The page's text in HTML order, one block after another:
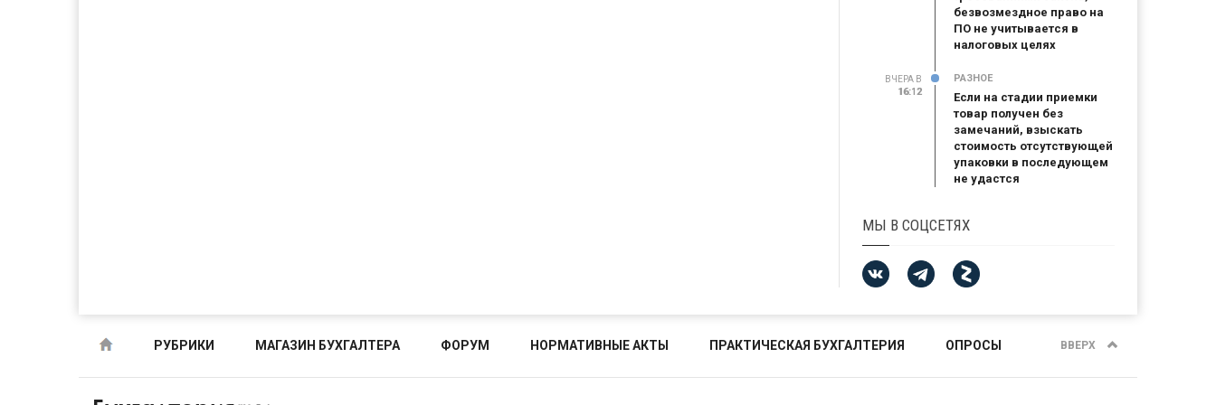
безвозмездное право на
ПО не учитывается в
налоговых целях
ВЧЕРА В
16:12
16:12
РАЗНОЕ
Если на стадии приемки
товар получен без
замечаний, взыскать
стоимость отсутствующей
упаковки в последующем
не удастся
МЫ В СОЦСЕТЯХ
РУБРИКИ МАГАЗИН БУХГАЛТЕРА ФОРУМ НОРМАТИВНЫЕ АКТЫ ПРАКТИЧЕСКАЯ БУХГАЛТЕРИЯ ОПРОСЫ ВВЕРХ